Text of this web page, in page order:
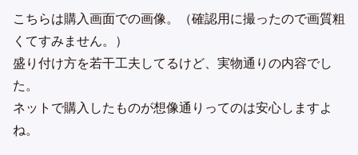
こちらは購入画面での画像。（確認用に撮ったので画質粗
くてすみません。）
盛り付け方を若干工夫してるけど、実物通りの内容でし
た。
ネットで購入したものが想像通りってのは安心しますよ
ね。